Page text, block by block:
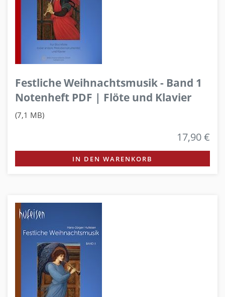
Festliche Weihnachtsmusik - Band 1
Notenheft PDF | Flöte und Klavier
(7,1 MB)
17,90 €
IN DEN WARENKORB